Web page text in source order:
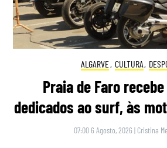
ALGARVE, CULTURA,
Praia de Faro
dedicados ao surf, às
07:00 6 Agosto, 2026 | Cristina